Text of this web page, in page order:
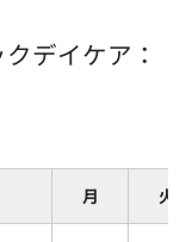
デイケア：
月 火